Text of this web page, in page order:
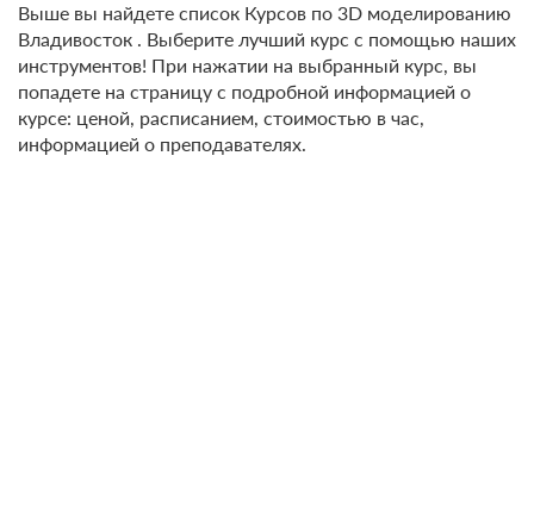
Выше вы найдете список Курсов по 3D моделированию
Владивосток . Выберите лучший курс с помощью наших
инструментов! При нажатии на выбранный курс, вы
попадете на страницу с подробной информацией о
курсе: ценой, расписанием, стоимостью в час,
информацией о преподавателях.